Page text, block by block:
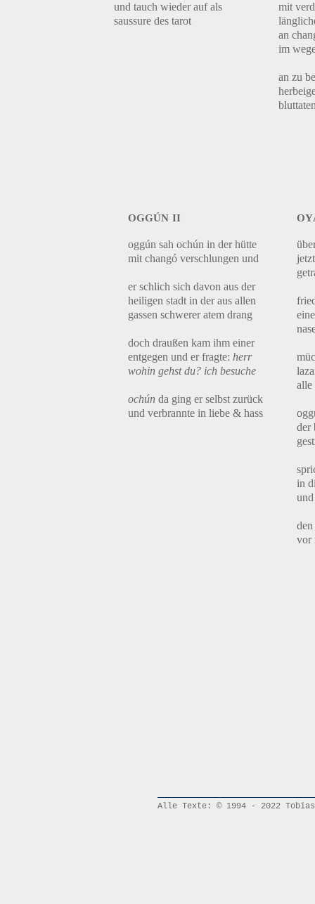
und tauch wieder auf als
saussure des tarot
mit
an
im
an zu
oggún ii
oggún sah ochún in der hütte
mit changó verschlungen und
er schlich sich davon aus der
heiligen stadt in der aus allen
gassen schwerer atem drang
doch draußen kam ihm einer
entgegen und er fragte: herr
wohin gehst du? ich besuche
ochún da ging er selbst zurück
und verbrannte in liebe & hass
alle
der
in
vor
Alle Texte: © 1994 ‐ 2022